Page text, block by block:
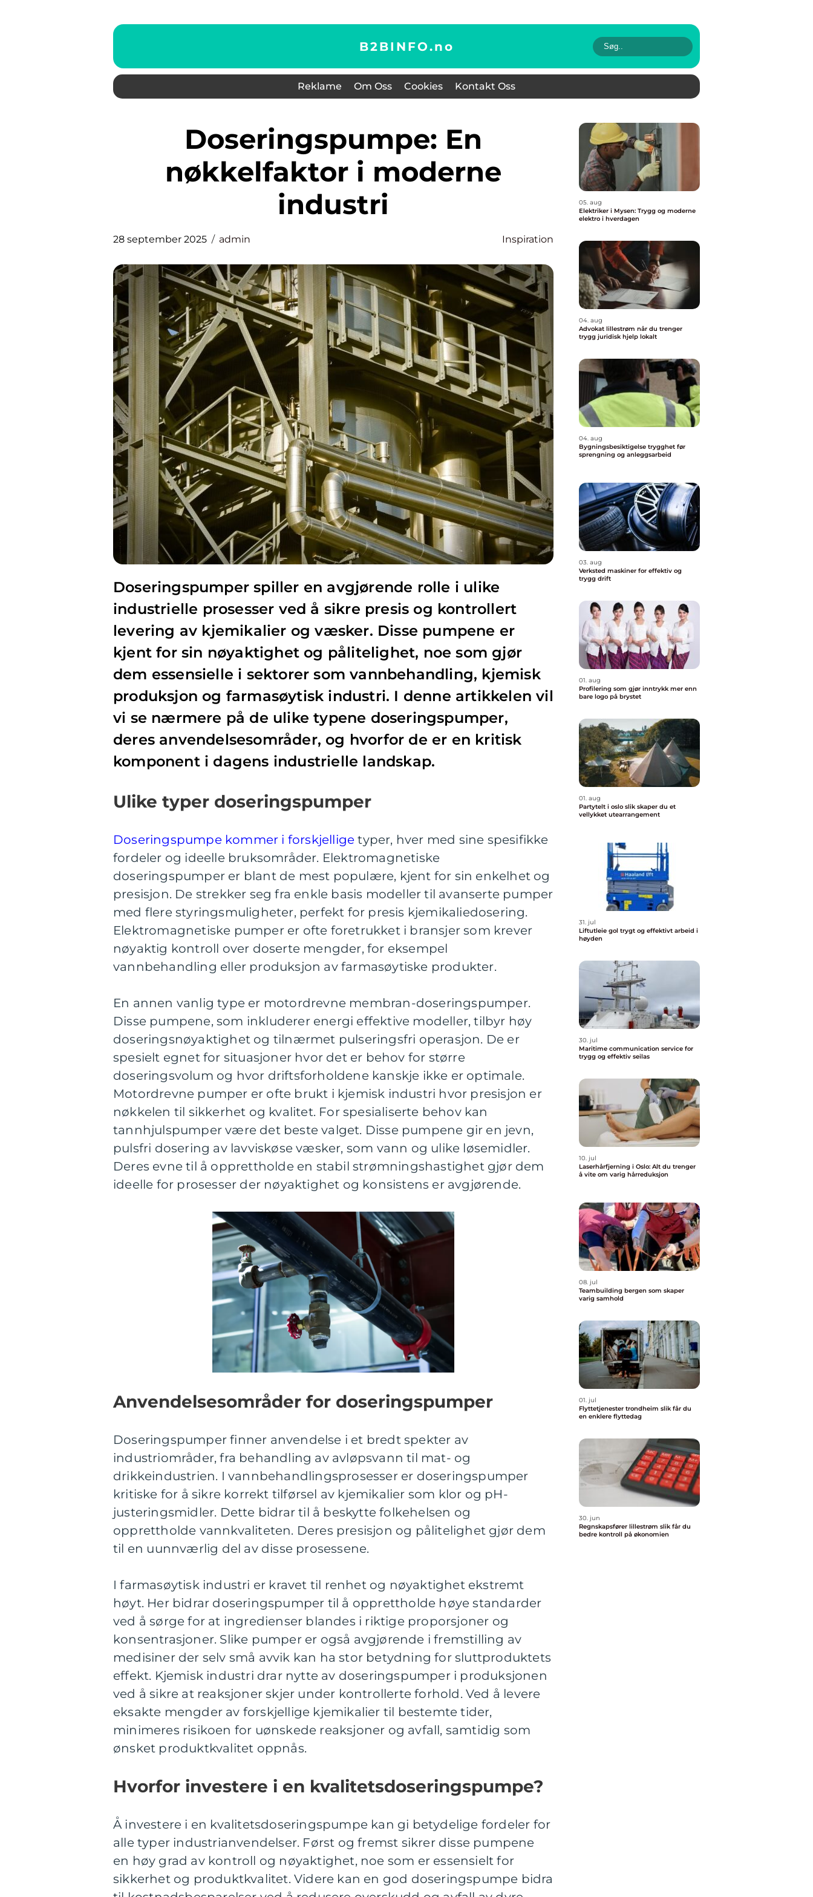
B2BINFO.no
Reklame Om Oss Cookies Kontakt Oss
Doseringspumpe: En
nøkkelfaktor i moderne
industri
28 september 2025 admin Inspiration
Doseringspumper spiller en avgjørende rolle i ulike
industrielle prosesser ved å sikre presis og kontrollert
levering av kjemikalier og væsker. Disse pumpene er
kjent for sin nøyaktighet og pålitelighet, noe som gjør
dem essensielle i sektorer som vannbehandling, kjemisk
produksjon og farmasøytisk industri. I denne artikkelen vil
vi se nærmere på de ulike typene doseringspumper,
deres anvendelsesområder, og hvorfor de er en kritisk
komponent i dagens industrielle landskap.
Ulike typer doseringspumper
Doseringspumpe kommer i forskjellige typer, hver med sine spesifikke
fordeler og ideelle bruksområder. Elektromagnetiske
doseringspumper er blant de mest populære, kjent for sin enkelhet og
presisjon. De strekker seg fra enkle basis modeller til avanserte pumper
med flere styringsmuligheter, perfekt for presis kjemikaliedosering.
Elektromagnetiske pumper er ofte foretrukket i bransjer som krever
nøyaktig kontroll over doserte mengder, for eksempel
vannbehandling eller produksjon av farmasøytiske produkter.
En annen vanlig type er motordrevne membran-doseringspumper.
Disse pumpene, som inkluderer energi effektive modeller, tilbyr høy
doseringsnøyaktighet og tilnærmet pulseringsfri operasjon. De er
spesielt egnet for situasjoner hvor det er behov for større
doseringsvolum og hvor driftsforholdene kanskje ikke er optimale.
Motordrevne pumper er ofte brukt i kjemisk industri hvor presisjon er
nøkkelen til sikkerhet og kvalitet. For spesialiserte behov kan
tannhjulspumper være det beste valget. Disse pumpene gir en jevn,
pulsfri dosering av lavviskøse væsker, som vann og ulike løsemidler.
Deres evne til å opprettholde en stabil strømningshastighet gjør dem
ideelle for prosesser der nøyaktighet og konsistens er avgjørende.
Anvendelsesområder for doseringspumper
Doseringspumper finner anvendelse i et bredt spekter av
industriområder, fra behandling av avløpsvann til mat- og
drikkeindustrien. I vannbehandlingsprosesser er doseringspumper
kritiske for å sikre korrekt tilførsel av kjemikalier som klor og pH-
justeringsmidler. Dette bidrar til å beskytte folkehelsen og
opprettholde vannkvaliteten. Deres presisjon og pålitelighet gjør dem
til en uunnværlig del av disse prosessene.
I farmasøytisk industri er kravet til renhet og nøyaktighet ekstremt
høyt. Her bidrar doseringspumper til å opprettholde høye standarder
ved å sørge for at ingredienser blandes i riktige proporsjoner og
konsentrasjoner. Slike pumper er også avgjørende i fremstilling av
medisiner der selv små avvik kan ha stor betydning for sluttproduktets
effekt. Kjemisk industri drar nytte av doseringspumper i produksjonen
ved å sikre at reaksjoner skjer under kontrollerte forhold. Ved å levere
eksakte mengder av forskjellige kjemikalier til bestemte tider,
minimeres risikoen for uønskede reaksjoner og avfall, samtidig som
ønsket produktkvalitet oppnås.
Hvorfor investere i en kvalitetsdoseringspumpe?
Å investere i en kvalitetsdoseringspumpe kan gi betydelige fordeler for
alle typer industrianvendelser. Først og fremst sikrer disse pumpene
en høy grad av kontroll og nøyaktighet, noe som er essensielt for
sikkerhet og produktkvalitet. Videre kan en god doseringspumpe bidra
05. aug
Elektriker i Mysen: Trygg og moderne
elektro i hverdagen
04. aug
Advokat lillestrøm når du trenger
trygg juridisk hjelp lokalt
04. aug
Bygningsbesiktigelse trygghet før
sprengning og anleggsarbeid
03. aug
Verksted maskiner for effektiv og
trygg drift
01. aug
Profilering som gjør inntrykk mer enn
bare logo på brystet
01. aug
Partytelt i oslo slik skaper du et
vellykket utearrangement
31. jul
Liftutleie gol trygt og effektivt arbeid i
høyden
30. jul
Maritime communication service for
trygg og effektiv seilas
10. jul
Laserhårfjerning i Oslo: Alt du trenger
å vite om varig hårreduksjon
08. jul
Teambuilding bergen som skaper
varig samhold
01. jul
Flyttetjenester trondheim slik får du
en enklere flyttedag
30. jun
Regnskapsfører lillestrøm slik får du
bedre kontroll på økonomien